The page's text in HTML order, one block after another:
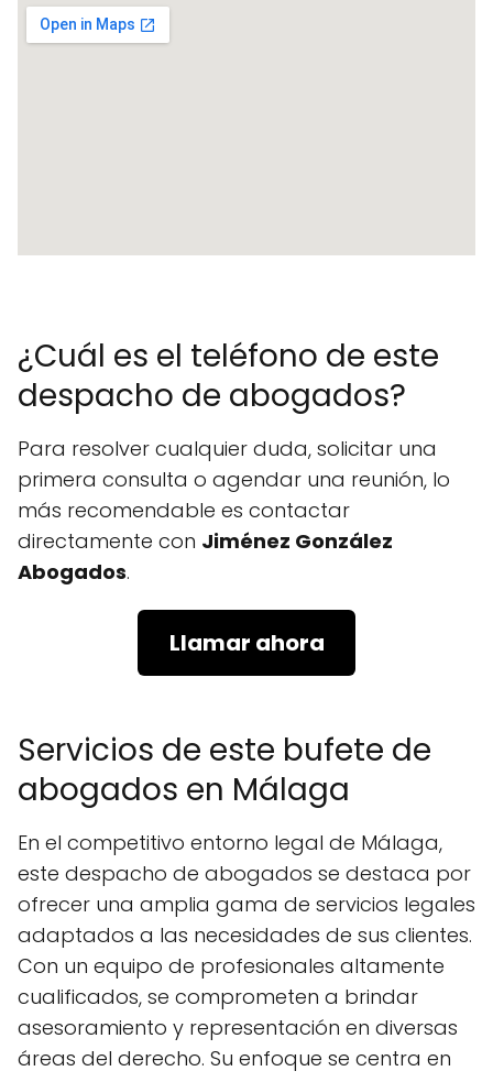
¿Cuál es el teléfono de este
despacho de abogados?
Para resolver cualquier duda, solicitar una
primera consulta o agendar una reunión, lo
más recomendable es contactar
directamente con Jiménez González
Abogados.
Llamar ahora
Servicios de este bufete de
abogados en Málaga
En el competitivo entorno legal de Málaga,
este despacho de abogados se destaca por
ofrecer una amplia gama de servicios legales
adaptados a las necesidades de sus clientes.
Con un equipo de profesionales altamente
cualificados, se comprometen a brindar
asesoramiento y representación en diversas
áreas del derecho. Su enfoque se centra en